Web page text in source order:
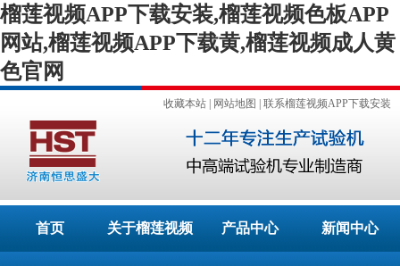
榴莲视频APP下载安装,榴莲视频色板APP
网站,榴莲视频APP下载黄,榴莲视频成人黄
色官网
收藏本站 网站地图 联系榴莲视频APP下载安装
首页 关于榴莲视频 产品中心 新闻中心